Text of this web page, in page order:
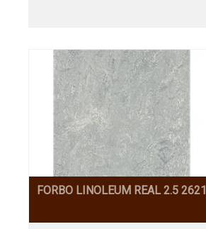
FORBO LINOLEUM REAL 2.5 2621